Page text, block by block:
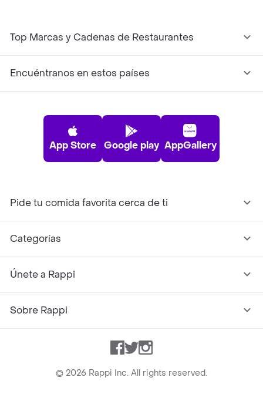
Top Marcas y Cadenas de Restaurantes
Encuéntranos en estos países
App Store Google play AppGallery
Pide tu comida favorita cerca de ti
Categorías
Únete a Rappi
Sobre Rappi
Facebook
TwitterInstagram
© 2026 Rappi Inc. All rights reserved.